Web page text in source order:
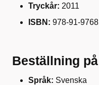
Tryckår: 2011
ISBN: 978-91-
Beställning
Språk: Svenska